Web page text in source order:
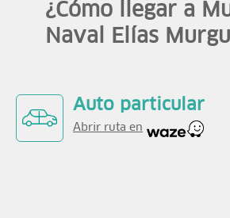
¿Cómo llegar a
Naval Elías
Auto particular
Abrir ruta en